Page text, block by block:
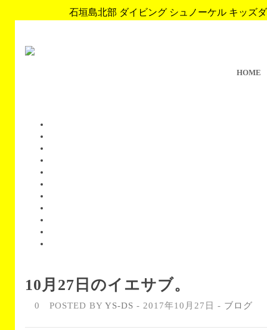
石垣島北部 ダイビング シュノーケル キッズ
HOME
10月27日のイエサブ。
0 POSTED BY YS-DS - 2017年10月27日 - ブログ